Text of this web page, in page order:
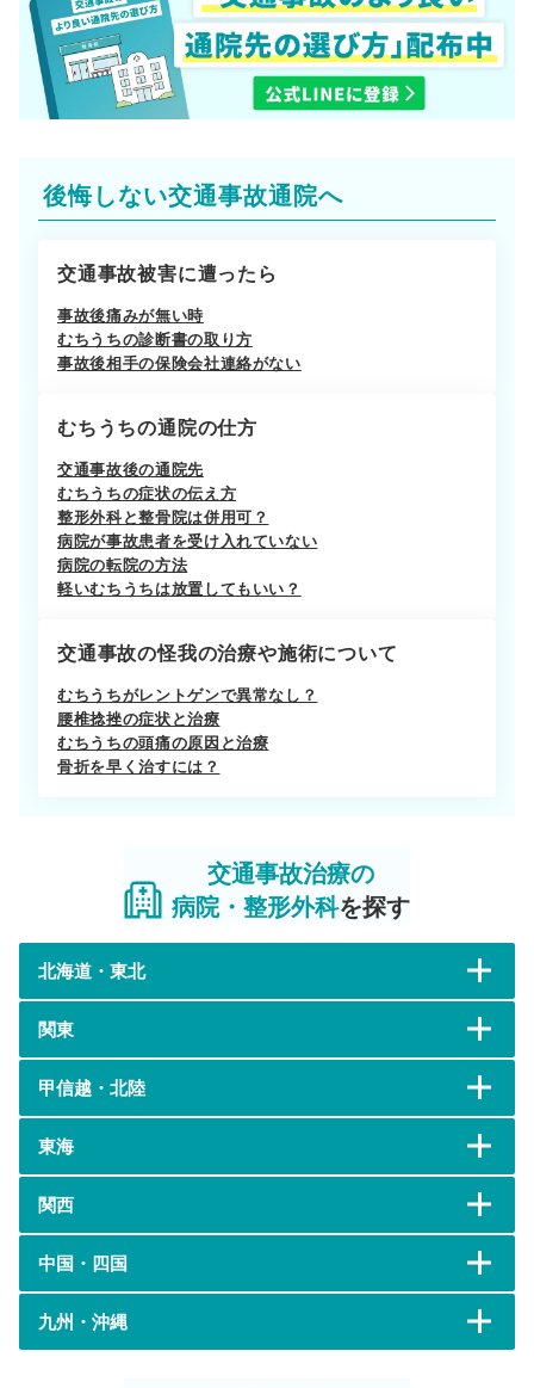
後悔しない交通事故通院へ
交通事故被害に遭ったら
事故後痛みが無い時
むちうちの診断書の取り方
事故後相手の保険会社連絡がない
むちうちの通院の仕方
交通事故後の通院先
むちうちの症状の伝え方
整形外科と整骨院は併用可？
病院が事故患者を受け入れていない
病院の転院の方法
軽いむちうちは放置してもいい？
交通事故の怪我の治療や施術について
むちうちがレントゲンで異常なし？
腰椎捻挫の症状と治療
むちうちの頭痛の原因と治療
骨折を早く治すには？
交通事故治療の
病院・整形外科を探す
北海道・東北
関東
甲信越・北陸
東海
関西
中国・四国
九州・沖縄